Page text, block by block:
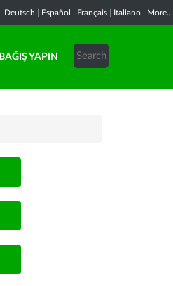
Deutsch Español Français Italiano More...
BAĞIŞ YAPIN